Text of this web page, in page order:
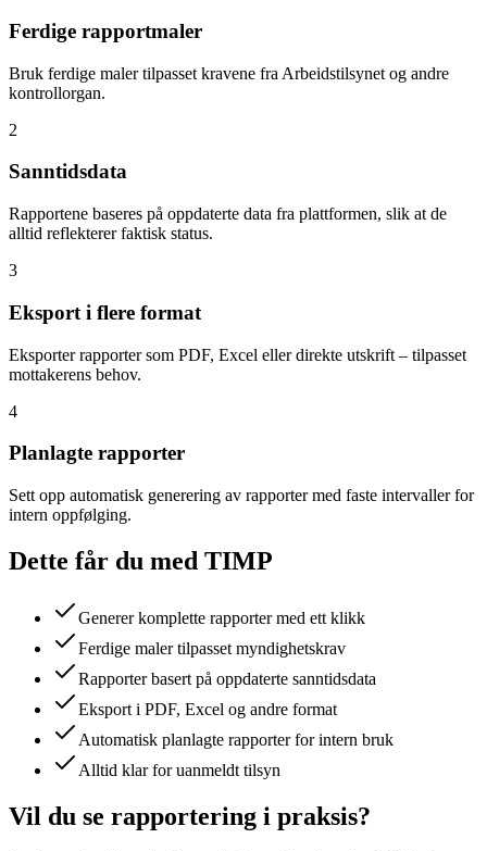
Ferdige rapportmaler
Bruk ferdige maler tilpasset kravene fra Arbeidstilsynet og andre
kontrollorgan.
2
Sanntidsdata
Rapportene baseres på oppdaterte data fra plattformen, slik at de
alltid reflekterer faktisk status.
3
Eksport i flere format
Eksporter rapporter som PDF, Excel eller direkte utskrift – tilpasset
mottakerens behov.
4
Planlagte rapporter
Sett opp automatisk generering av rapporter med faste intervaller for
intern oppfølging.
Dette får du med TIMP
Generer komplette rapporter med ett klikk
Ferdige maler tilpasset myndighetskrav
Rapporter basert på oppdaterte sanntidsdata
Eksport i PDF, Excel og andre format
Automatisk planlagte rapporter for intern bruk
Alltid klar for uanmeldt tilsyn
Vil du se rapportering i praksis?